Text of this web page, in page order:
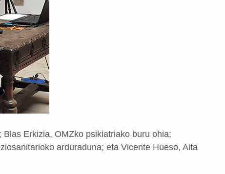
Erkizia, OMZko psikiatriako buru ohia;
arduraduna; eta Vicente Hueso, Aita